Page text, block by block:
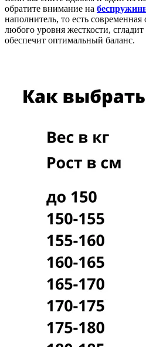
обратите внимание на
наполнитель, то есть современная
любого уровня жесткости,
обеспечит оптимальный баланс.